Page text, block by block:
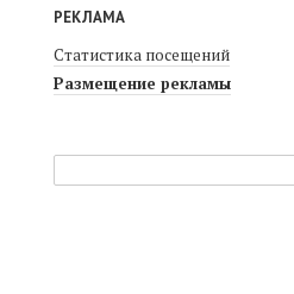
РЕКЛАМА
Статистика посещений
Размещение рекламы